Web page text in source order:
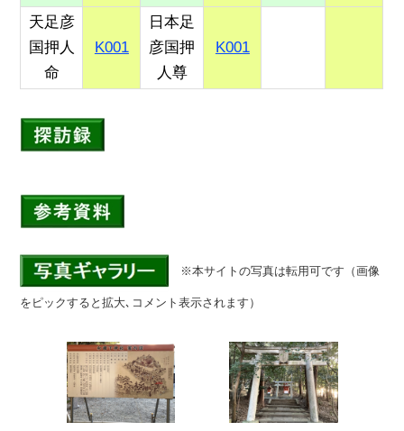
天足彦
国押人
命
K001
日本足
彦国押
人尊
K001
※本サイトの写真は転用可です（画像
をピックすると拡大､コメント表示されます）